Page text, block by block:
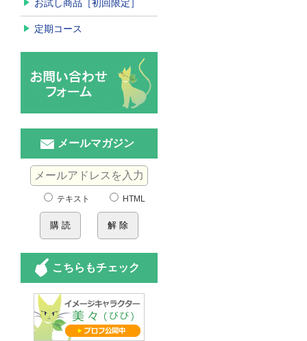
お試し商品［初回限定］
定期コース
メールマガジン
テキスト HTML
こちらもチェック